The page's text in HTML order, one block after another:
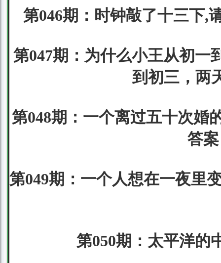
第046期：时钟敲了十三下,
第047期：为什么小王从初一
到初三，两
第048期：一个离过五十次婚
答
第049期：一个人想在一夜里
第050期：太平洋的